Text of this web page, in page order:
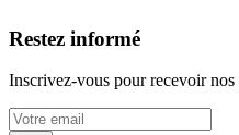
Restez informé
Inscrivez-vous pour recevoir